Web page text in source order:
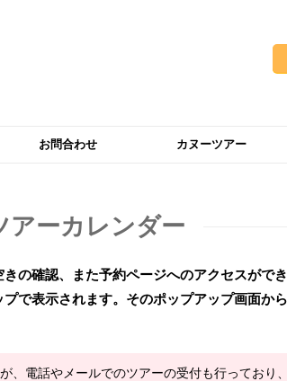
お問合わせ カヌーツアー
アーカレンダー
の確認、また予約ページへのアクセスができ
で表示されます。そのポップアップ画面か
、電話やメールでのツアーの受付も行っており